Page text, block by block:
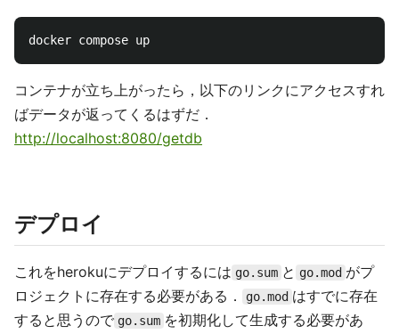
コンテナが立ち上がったら，以下のリンクにアクセスすれ
ばデータが返ってくるはずだ．
http://localhost:8080/getdb
デプロイ
これをherokuにデプロイするには go.sum と go.mod がプ
ロジェクトに存在する必要がある．
go.mod はすでに存在
すると思うので go.sum を初期化して生成する必要があ